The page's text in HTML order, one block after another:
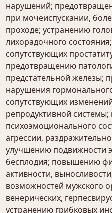
нарушений;
при мочеиспускании,
проходе; устранению
лихорадочного
сопутствующих
предотвращению
предстательной железы;
нарушения
сопутствующих
репродуктивной
психоэмоционального
агрессии,
улучшению подвижности
бесплодия; повышению
активности,
возможностей мужского
венерических,
устранению грибковых